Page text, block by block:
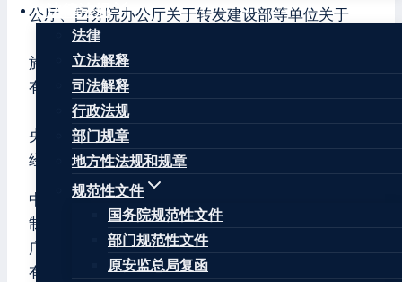
法律法规
法律
立法解释
司法解释
行政法规
部门规章
地方性法规和规章
规范性文件
国务院规范性文件
部门规范性文件
原安监总局复函
公厅、国务院办公厅关于转发建设部等单位关于
〈在京中央和国家机关进一步深化住房制度改革实
施方案〉的通知》（厅字[1999]10号）、《已购公
有住房和经济适用住房上市出售管理暂行办法》
（建设部令第69号）及其它相关规定，制定了《中
央在京单位已购公有住房上市出售管理办法》，已
经房改小组同意，现印发给你们，请按照执行。
中央在京单位已购公有住房上市出售，是深化住房
制度改革的重要内容。这项工作政策性强，涉及面
广，各部门、各单位要积极配合，抓紧做好已购公
有住房上市出售前房屋所有权证办理、职工住房档